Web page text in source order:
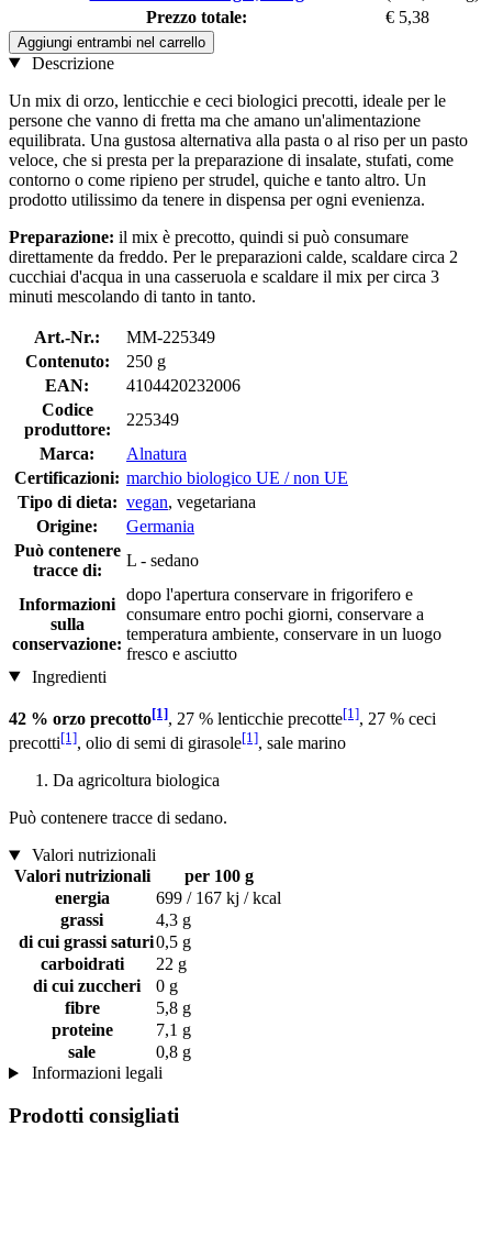
Prezzo totale:
€ 5,38
Aggiungi entrambi nel carrello
Descrizione
Un mix di orzo, lenticchie e ceci biologici precotti, ideale per le
persone che vanno di fretta ma che amano un'alimentazione
equilibrata. Una gustosa alternativa alla pasta o al riso per un pasto
veloce, che si presta per la preparazione di insalate, stufati, come
contorno o come ripieno per strudel, quiche e tanto altro. Un
prodotto utilissimo da tenere in dispensa per ogni evenienza.
Preparazione: il mix è precotto, quindi si può consumare
direttamente da freddo. Per le preparazioni calde, scaldare circa 2
cucchiai d'acqua in una casseruola e scaldare il mix per circa 3
minuti mescolando di tanto in tanto.
Art.-Nr.:
MM-225349
Contenuto:
250 g
EAN:
4104420232006
Codice
produttore:
225349
Marca:
Alnatura
Certificazioni: marchio biologico UE / non UE
Tipo di dieta: vegan, vegetariana
Origine:
Germania
Può contenere
tracce di:
L - sedano
Informazioni
sulla
conservazione:
dopo l'apertura conservare in frigorifero e
consumare entro pochi giorni, conservare a
temperatura ambiente, conservare in un luogo
fresco e asciutto
Ingredienti
42 % orzo precotto[1], 27 % lenticchie precotte[1], 27 % ceci
precotti[1], olio di semi di girasole[1], sale marino
Da agricoltura biologica
Può contenere tracce di sedano.
Valori nutrizionali
Valori nutrizionali
per 100 g
energia
699 / 167 kj / kcal
grassi
4,3 g
di cui grassi saturi0,5 g
carboidrati
22 g
di cui zuccheri
0 g
fibre
5,8 g
proteine
7,1 g
sale
0,8 g
Informazioni legali
Prodotti consigliati